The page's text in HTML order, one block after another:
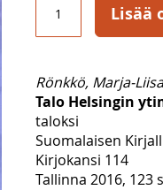
Lisää
Rönkkö, Marja-Liisa
Talo Helsingin
taloksi
Suomalaisen
Kirjokansi 114
Tallinna 2016, 123